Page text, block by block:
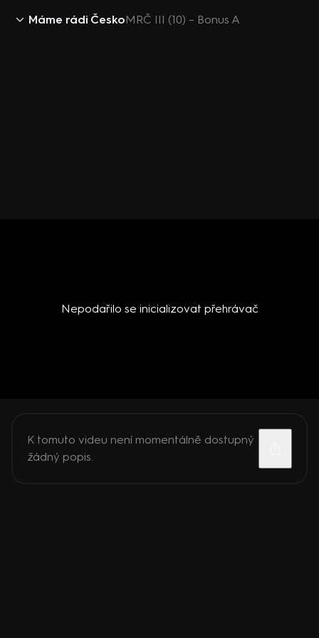
Máme rádi ČeskoMRČ III (10) – Bonus A
Nepodařilo se inicializovat přehrávač
K tomuto videu není momentálně dostupný
žádný popis.